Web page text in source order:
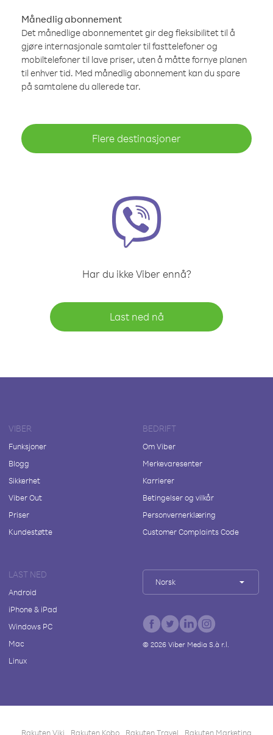
Månedlig abonnement
Det månedlige abonnementet gir deg fleksibilitet til å
gjøre internasjonale samtaler til fasttelefoner og
mobiltelefoner til lave priser, uten å måtte fornye planen
til enhver tid. Med månedlig abonnement kan du spare
på samtalene du allerede tar.
Flere destinasjoner
Har du ikke Viber ennå?
Last ned nå
VIBER
Funksjoner
Blogg
Sikkerhet
Viber Out
Priser
Kundestøtte
BEDRIFT
Om Viber
Merkevaresenter
Karrierer
Betingelser og vilkår
Personvernerklæring
Customer Complaints Code
LAST NED
Android
iPhone & iPad
Windows PC
Mac
Linux
Norsk
© 2026Viber Media S.à r.l.
Rakuten Viki Rakuten Kobo Rakuten Travel Rakuten Marketing